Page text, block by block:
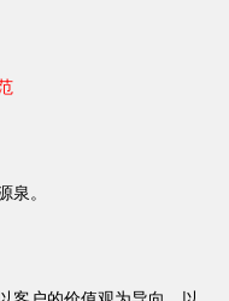
泉。